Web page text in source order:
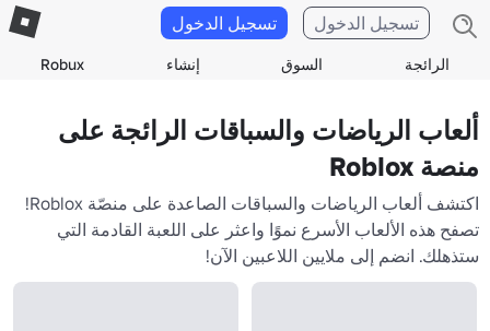
الرائجة السوق إنشاء Robux
تسجيل الدخول تسجيل الدخول
ألعاب الرياضات والسباقات الرائجة على
منصة Roblox
اكتشف ألعاب الرياضات والسباقات الصاعدة على منصّة Roblox!
تصفح هذه الألعاب الأسرع نموًا واعثر على اللعبة القادمة التي
ستذهلك. انضم إلى ملايين اللاعبين الآن!